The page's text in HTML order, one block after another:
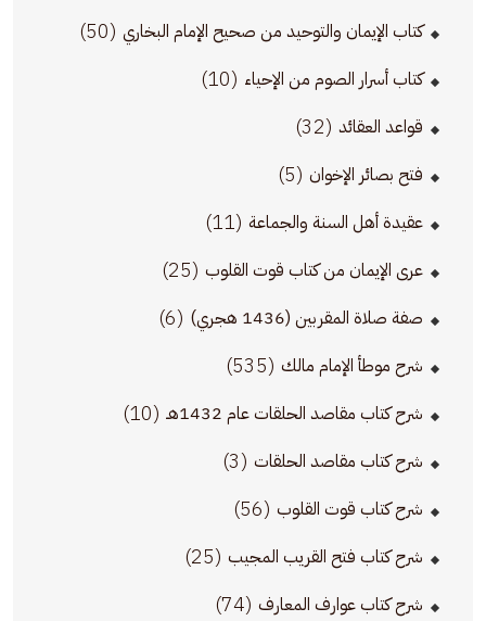
كتاب الإيمان والتوحيد من صحيح الإمام البخاري (50)
كتاب أسرار الصوم من الإحياء (10)
قواعد العقائد (32)
فتح بصائر الإخوان (5)
عقيدة أهل السنة والجماعة (11)
عرى الإيمان من كتاب قوت القلوب (25)
صفة صلاة المقربين (1436 هجري) (6)
شرح موطأ الإمام مالك (535)
شرح كتاب مقاصد الحلقات عام 1432هـ (10)
شرح كتاب مقاصد الحلقات (3)
شرح كتاب قوت القلوب (56)
شرح كتاب فتح القريب المجيب (25)
شرح كتاب عوارف المعارف (74)